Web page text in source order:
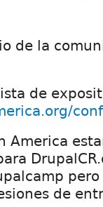
de la
de
America
de